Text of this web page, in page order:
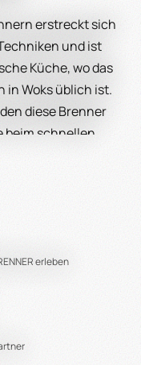
erstreckt sich
und ist
Küche, wo das
in Woks üblich ist.
diese Brenner
beim schnellen
die Zubereitung
ist.
stehen auch die
Mit
in der Herstellung
erleben